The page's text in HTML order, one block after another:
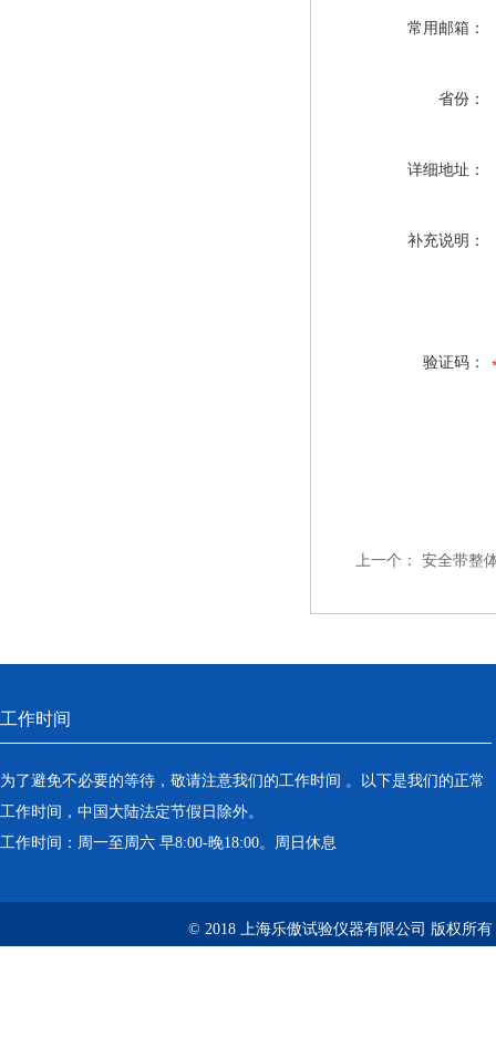
常用邮箱：
省份：
详细地址：
补充说明：
验证码：
上一个： 安全带整
工作时间
为了避免不必要的等待，敬请注意我们的工作时间 。以下是我们的正常
工作时间，中国大陆法定节假日除外。
工作时间：周一至周六 早8:00-晚18:00。周日休息
© 2018 上海乐傲试验仪器有限公司 版权所